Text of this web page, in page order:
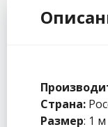
Страна:
Размер: 1 м